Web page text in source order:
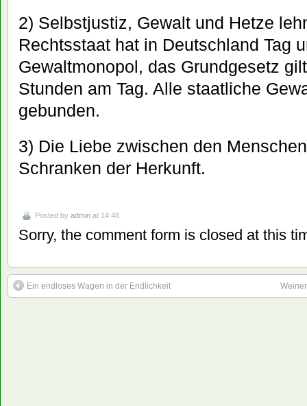
2) Selbstjustiz, Gewalt und Hetze
Rechtsstaat hat in Deutschland Tag
Gewaltmonopol, das Grundgesetz
Stunden am Tag. Alle staatliche
gebunden.
3) Die Liebe zwischen den
Schranken der Herkunft.
Posted by admin at 14:48
Sorry, the comment form is closed at this
Ein endloses Wagen in der Endlichkeit